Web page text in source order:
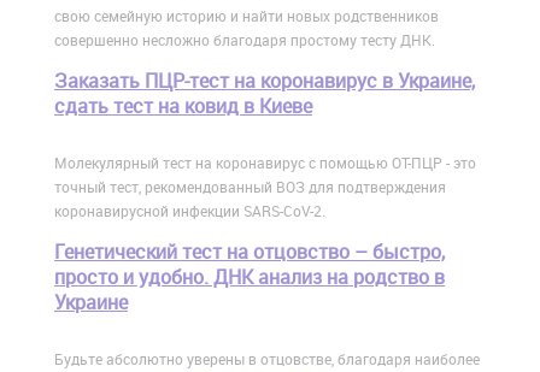
свою семейную историю и найти новых родственников
совершенно несложно благодаря простому тесту ДНК.
Заказать ПЦР-тест на коронавирус в Украине,
сдать тест на ковид в Киеве
Молекулярный тест на коронавирус с помощью ОТ-ПЦР - это
точный тест, рекомендованный ВОЗ для подтверждения
коронавирусной инфекции SARS-CoV-2.
Генетический тест на отцовство – быстро,
просто и удобно. ДНК анализ на родство в
Украине
Будьте абсолютно уверены в отцовстве, благодаря наиболее